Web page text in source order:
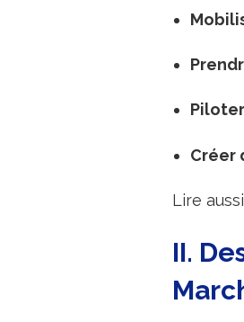
Créer
Lire
II.